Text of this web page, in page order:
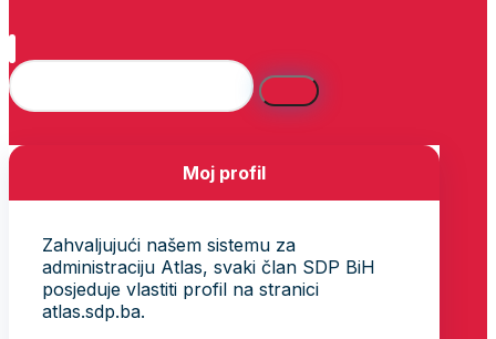
Moj profil
Zahvaljujući našem sistemu za
administraciju Atlas, svaki član SDP BiH
posjeduje vlastiti profil na stranici
atlas.sdp.ba.